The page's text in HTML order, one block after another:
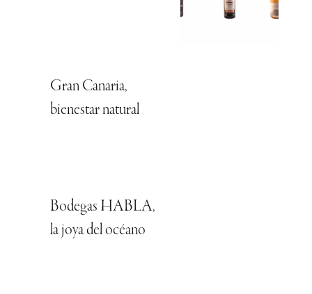
Gran Canaria,
bienestar natural
Bodegas HABLA,
la joya del océano